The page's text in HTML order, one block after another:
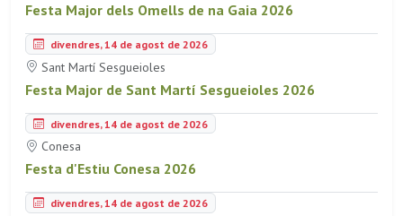
Festa Major dels Omells de na Gaia 2026
divendres, 14 de agost de 2026
Sant Martí Sesgueioles
Festa Major de Sant Martí Sesgueioles 2026
divendres, 14 de agost de 2026
Conesa
Festa d'Estiu Conesa 2026
divendres, 14 de agost de 2026